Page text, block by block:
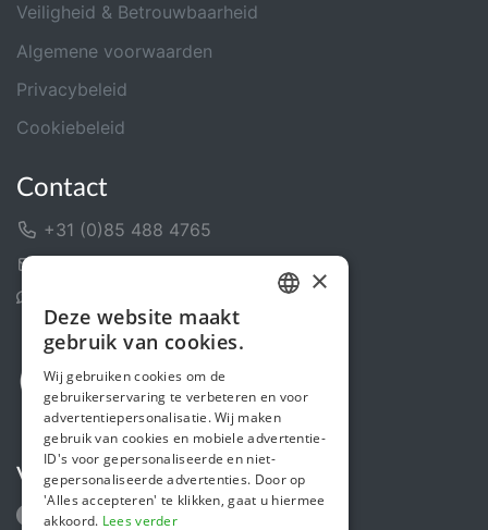
Veiligheid & Betrouwbaarheid
Algemene voorwaarden
Privacybeleid
Cookiebeleid
Contact
+31 (0)85 488 4765
Volg ons
ENGLISH
×
Deze website maakt
gebruik van cookies.
Wij gebruiken cookies om de
gebruikerservaring te verbeteren en voor
advertentiepersonalisatie. Wij maken
gebruik van cookies en mobiele advertentie-
ID's voor gepersonaliseerde en niet-
gepersonaliseerde advertenties. Door op
'Alles accepteren' te klikken, gaat u hiermee
akkoord. Lees verder